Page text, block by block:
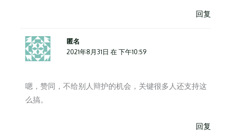
回复
匿名
2021年8月31日 在 下午10:59
嗯，赞同，不给别人辩护的机会，关键很多人还支持这
么搞。
回复